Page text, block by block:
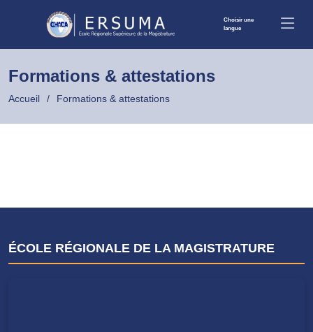
Choisir une
langue
Formations & attestations
Accueil Formations & attestations
ÉCOLE RÉGIONALE DE LA MAGISTRATURE